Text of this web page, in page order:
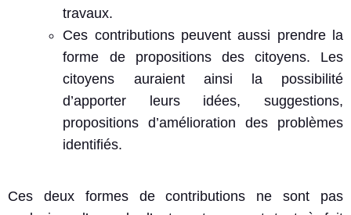
travaux.
Ces contributions peuvent aussi prendre la
forme de propositions des citoyens. Les
citoyens auraient ainsi la possibilité
d’apporter leurs idées, suggestions,
propositions d’amélioration des problèmes
identifiés.
Ces deux formes de contributions ne sont pas